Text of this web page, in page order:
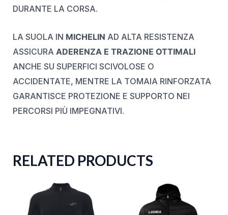
DURANTE LA CORSA.
LA SUOLA IN MICHELIN AD ALTA RESISTENZA
ASSICURA ADERENZA E TRAZIONE OTTIMALI
ANCHE SU SUPERFICI SCIVOLOSE O
ACCIDENTATE, MENTRE LA TOMAIA RINFORZATA
GARANTISCE PROTEZIONE E SUPPORTO NEI
PERCORSI PIÙ IMPEGNATIVI.
RELATED PRODUCTS